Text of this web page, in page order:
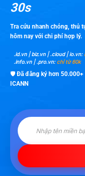
30s
Tra cứu nhanh chóng, thủ
hôm nay với chi phí hợp lý.
.id.vn | biz.vn | .cloud | io.vn:
.info.vn | .pro.vn: chỉ từ 60k
🛡️ Đã đăng ký hơn 50.000+
ICANN